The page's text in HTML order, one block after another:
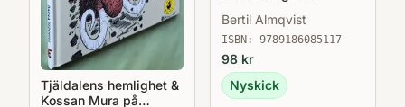
Tjäldalens hemlighet &
Kossan Mura på
Hedenhös 6
Bertil Almqvist
ISBN: 9789186085117
98 kr
Nyskick